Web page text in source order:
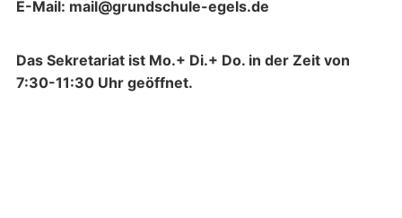
E-Mail: mail@grundschule-egels.de
Das Sekretariat ist Mo.+ Di.+ Do. in der Zeit von
7:30-11:30 Uhr geöffnet.